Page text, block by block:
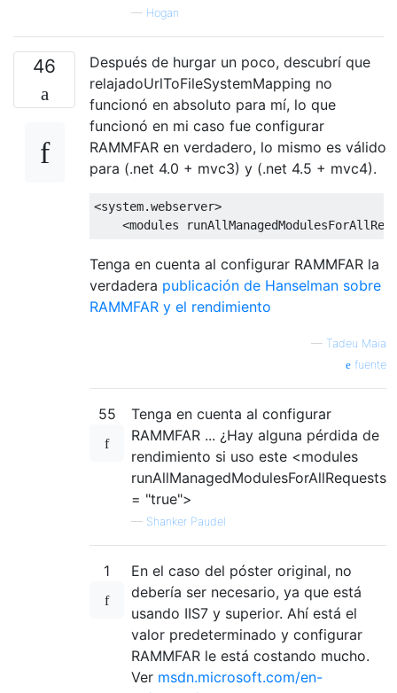
— Hogan
46
Después de hurgar un poco, descubrí que
relajadoUrlToFileSystemMapping no
funcionó en absoluto para mí, lo que
funcionó en mi caso fue configurar
RAMMFAR en verdadero, lo mismo es válido
para (.net 4.0 + mvc3) y (.net 4.5 + mvc4).
<system.webserver>
<modules
Tenga en cuenta al configurar RAMMFAR la
verdadera publicación de Hanselman sobre
RAMMFAR y el rendimiento
— Tadeu Maia
fuente
55
Tenga en cuenta al configurar
RAMMFAR ... ¿Hay alguna pérdida de
rendimiento si uso este <modules
runAllManagedModulesForAllRequests
= "true">
— Shanker Paudel
1
En el caso del póster original, no
debería ser necesario, ya que está
usando IIS7 y superior. Ahí está el
valor predeterminado y configurar
RAMMFAR le está costando mucho.
Ver msdn.microsoft.com/en-